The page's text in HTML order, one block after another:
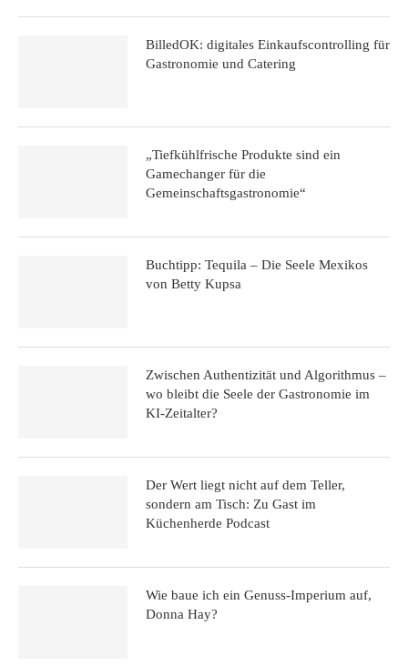
BilledOK: digitales Einkaufscontrolling für
Gastronomie und Catering
„Tiefkühlfrische Produkte sind ein
Gamechanger für die
Gemeinschaftsgastronomie“
Buchtipp: Tequila – Die Seele Mexikos
von Betty Kupsa
Zwischen Authentizität und Algorithmus –
wo bleibt die Seele der Gastronomie im
KI-Zeitalter?
Der Wert liegt nicht auf dem Teller,
sondern am Tisch: Zu Gast im
Küchenherde Podcast
Wie baue ich ein Genuss-Imperium auf,
Donna Hay?